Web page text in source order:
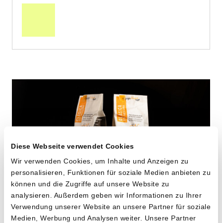
Diese Webseite verwendet Cookies
Wir verwenden Cookies, um Inhalte und Anzeigen zu
personalisieren, Funktionen für soziale Medien anbieten zu
können und die Zugriffe auf unsere Website zu
analysieren. Außerdem geben wir Informationen zu Ihrer
Verwendung unserer Website an unsere Partner für soziale
Medien, Werbung und Analysen weiter. Unsere Partner